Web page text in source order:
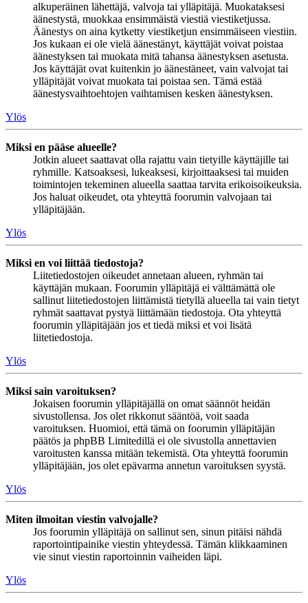
alkuperäinen lähettäjä, valvoja tai ylläpitäjä. Muokataksesi
äänestystä, muokkaa ensimmäistä viestiä viestiketjussa.
Äänestys on aina kytketty viestiketjun ensimmäiseen viestiin.
Jos kukaan ei ole vielä äänestänyt, käyttäjät voivat poistaa
äänestyksen tai muokata mitä tahansa äänestyksen asetusta.
Jos käyttäjät ovat kuitenkin jo äänestäneet, vain valvojat tai
ylläpitäjät voivat muokata tai poistaa sen. Tämä estää
äänestysvaihtoehtojen vaihtamisen kesken äänestyksen.
Ylös
Miksi en pääse alueelle?
Jotkin alueet saattavat olla rajattu vain tietyille käyttäjille tai
ryhmille. Katsoaksesi, lukeaksesi, kirjoittaaksesi tai muiden
toimintojen tekeminen alueella saattaa tarvita erikoisoikeuksia.
Jos haluat oikeudet, ota yhteyttä foorumin valvojaan tai
ylläpitäjään.
Ylös
Miksi en voi liittää tiedostoja?
Liitetiedostojen oikeudet annetaan alueen, ryhmän tai
käyttäjän mukaan. Foorumin ylläpitäjä ei välttämättä ole
sallinut liitetiedostojen liittämistä tietyllä alueella tai vain tietyt
ryhmät saattavat pystyä liittämään tiedostoja. Ota yhteyttä
foorumin ylläpitäjään jos et tiedä miksi et voi lisätä
liitetiedostoja.
Ylös
Miksi sain varoituksen?
Jokaisen foorumin ylläpitäjällä on omat säännöt heidän
sivustollensa. Jos olet rikkonut sääntöä, voit saada
varoituksen. Huomioi, että tämä on foorumin ylläpitäjän
päätös ja phpBB Limitedillä ei ole sivustolla annettavien
varoitusten kanssa mitään tekemistä. Ota yhteyttä foorumin
ylläpitäjään, jos olet epävarma annetun varoituksen syystä.
Ylös
Miten ilmoitan viestin valvojalle?
Jos foorumin ylläpitäjä on sallinut sen, sinun pitäisi nähdä
raportointipainike viestin yhteydessä. Tämän klikkaaminen
vie sinut viestin raportoinnin vaiheiden läpi.
Ylös